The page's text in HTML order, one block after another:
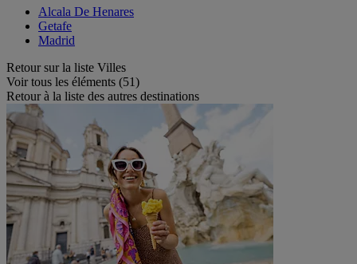
Alcala De Henares
Getafe
Madrid
Retour sur la liste Villes
Voir tous les éléments (51)
Retour à la liste des autres destinations